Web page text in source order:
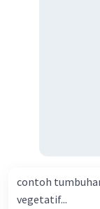
contoh
vegetatif...